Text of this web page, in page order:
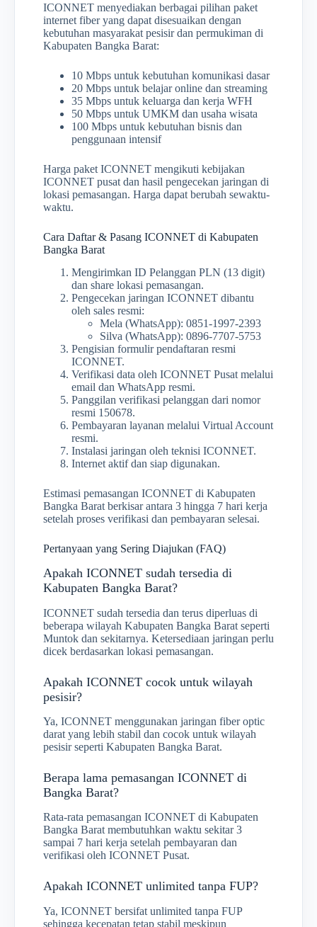
ICONNET menyediakan berbagai pilihan paket
internet fiber yang dapat disesuaikan dengan
kebutuhan masyarakat pesisir dan permukiman di
Kabupaten Bangka Barat:
10 Mbps untuk kebutuhan komunikasi dasar
20 Mbps untuk belajar online dan streaming
35 Mbps untuk keluarga dan kerja WFH
50 Mbps untuk UMKM dan usaha wisata
100 Mbps untuk kebutuhan bisnis dan
penggunaan intensif
Harga paket ICONNET mengikuti kebijakan
ICONNET pusat dan hasil pengecekan jaringan di
lokasi pemasangan. Harga dapat berubah sewaktu-
waktu.
Cara Daftar & Pasang ICONNET di Kabupaten
Bangka Barat
Mengirimkan ID Pelanggan PLN (13 digit)
dan share lokasi pemasangan.
Pengecekan jaringan ICONNET dibantu
oleh sales resmi:
Mela (WhatsApp): 0851-1997-2393
Silva (WhatsApp): 0896-7707-5753
Pengisian formulir pendaftaran resmi
ICONNET.
Verifikasi data oleh ICONNET Pusat melalui
email dan WhatsApp resmi.
Panggilan verifikasi pelanggan dari nomor
resmi 150678.
Pembayaran layanan melalui Virtual Account
resmi.
Instalasi jaringan oleh teknisi ICONNET.
Internet aktif dan siap digunakan.
Estimasi pemasangan ICONNET di Kabupaten
Bangka Barat berkisar antara 3 hingga 7 hari kerja
setelah proses verifikasi dan pembayaran selesai.
Pertanyaan yang Sering Diajukan (FAQ)
Apakah ICONNET sudah tersedia di
Kabupaten Bangka Barat?
ICONNET sudah tersedia dan terus diperluas di
beberapa wilayah Kabupaten Bangka Barat seperti
Muntok dan sekitarnya. Ketersediaan jaringan perlu
dicek berdasarkan lokasi pemasangan.
Apakah ICONNET cocok untuk wilayah
pesisir?
Ya, ICONNET menggunakan jaringan fiber optic
darat yang lebih stabil dan cocok untuk wilayah
pesisir seperti Kabupaten Bangka Barat.
Berapa lama pemasangan ICONNET di
Bangka Barat?
Rata-rata pemasangan ICONNET di Kabupaten
Bangka Barat membutuhkan waktu sekitar 3
sampai 7 hari kerja setelah pembayaran dan
verifikasi oleh ICONNET Pusat.
Apakah ICONNET unlimited tanpa FUP?
Ya, ICONNET bersifat unlimited tanpa FUP
sehingga kecepatan tetap stabil meskipun